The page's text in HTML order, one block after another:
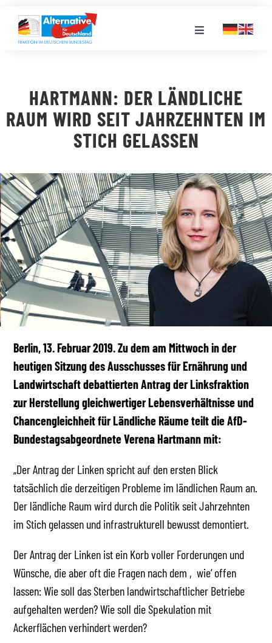
Inhalt
springen
Toggle
LANDESGRUPPEN
VERANSTALTUNGEN
PRESSE
STELLENPORTAL
MEDIATHEK
HARTMANN: DER LÄNDLICHE
RAUM WIRD SEIT JAHRZEHNTEN IM
STICH GELASSEN
Berlin, 13. Februar 2019. Zu dem am Mittwoch in der
heutigen Sitzung des Ausschusses für Ernährung und
Landwirtschaft debattierten Antrag der Linksfraktion
zur Herstellung gleichwertiger Lebensverhältnisse und
Chancengleichheit für Ländliche Räume teilt die AfD-
Bundestagsabgeordnete Verena Hartmann mit:
„Der Antrag der Linken spricht auf den ersten Blick
tatsächlich die derzeitigen Probleme im ländlichen Raum an.
Der ländliche Raum wird durch die Politik seit Jahrzehnten
im Stich gelassen und infrastrukturell bewusst demontiert.
Der Antrag der Linken ist ein Korb voller Forderungen und
Wünsche, die aber oft die Fragen nach dem ‚wie‘ offen
lassen: Wie soll das Sterben landwirtschaftlicher Betriebe
aufgehalten werden? Wie soll die Spekulation mit
Ackerflächen verhindert werden?